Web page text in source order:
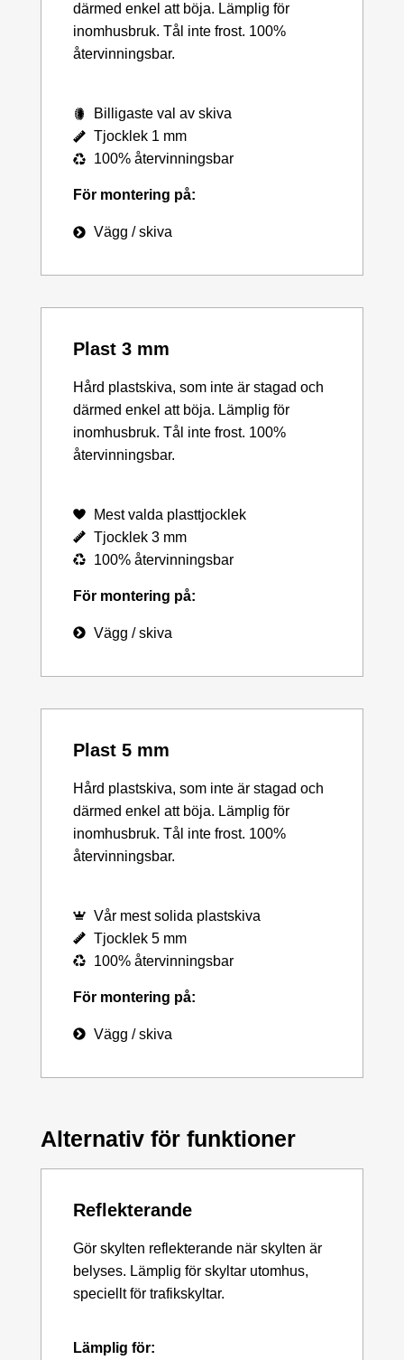
därmed enkel att böja. Lämplig för
inomhusbruk. Tål inte frost. 100%
återvinningsbar.
Billigaste val av skiva
Tjocklek 1 mm
100% återvinningsbar
För montering på:
Vägg / skiva
Plast 3 mm
Hård plastskiva, som inte är stagad och
därmed enkel att böja. Lämplig för
inomhusbruk. Tål inte frost. 100%
återvinningsbar.
Mest valda plasttjocklek
Tjocklek 3 mm
100% återvinningsbar
För montering på:
Vägg / skiva
Plast 5 mm
Hård plastskiva, som inte är stagad och
därmed enkel att böja. Lämplig för
inomhusbruk. Tål inte frost. 100%
återvinningsbar.
Vår mest solida plastskiva
Tjocklek 5 mm
100% återvinningsbar
För montering på:
Vägg / skiva
Alternativ för funktioner
Reflekterande
Gör skylten reflekterande när skylten är
belyses. Lämplig för skyltar utomhus,
speciellt för trafikskyltar.
Lämplig för: